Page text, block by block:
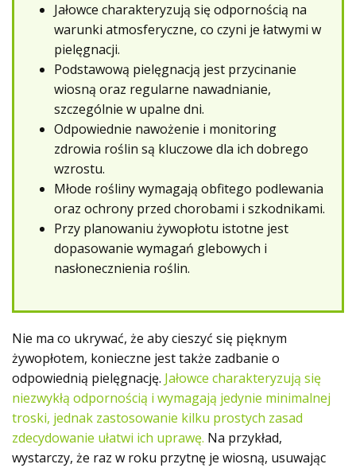
Jałowce charakteryzują się odpornością na
warunki atmosferyczne, co czyni je łatwymi w
pielęgnacji.
Podstawową pielęgnacją jest przycinanie
wiosną oraz regularne nawadnianie,
szczególnie w upalne dni.
Odpowiednie nawożenie i monitoring
zdrowia roślin są kluczowe dla ich dobrego
wzrostu.
Młode rośliny wymagają obfitego podlewania
oraz ochrony przed chorobami i szkodnikami.
Przy planowaniu żywopłotu istotne jest
dopasowanie wymagań glebowych i
nasłonecznienia roślin.
Nie ma co ukrywać, że aby cieszyć się pięknym
żywopłotem, konieczne jest także zadbanie o
odpowiednią pielęgnację. Jałowce charakteryzują się
niezwykłą odpornością i wymagają jedynie minimalnej
troski, jednak zastosowanie kilku prostych zasad
zdecydowanie ułatwi ich uprawę. Na przykład,
wystarczy, że raz w roku przytnę je wiosną, usuwając